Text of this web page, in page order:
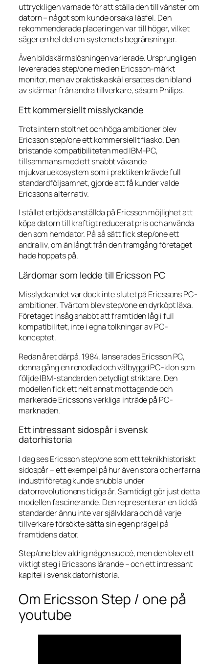
uttryckligen varnade för att ställa den till vänster om
datorn – något som kunde orsaka läsfel. Den
rekommenderade placeringen var till höger, vilket
säger en hel del om systemets begränsningar.
Även bildskärmslösningen varierade. Ursprungligen
levererades step/one med en Ericsson-märkt
monitor, men av praktiska skäl ersattes den ibland
av skärmar från andra tillverkare, såsom Philips.
Ett kommersiellt misslyckande
Trots intern stolthet och höga ambitioner blev
Ericsson step/one ett kommersiellt fiasko. Den
bristande kompatibiliteten med IBM-PC,
tillsammans med ett snabbt växande
mjukvaruekosystem som i praktiken krävde full
standardföljsamhet, gjorde att få kunder valde
Ericssons alternativ.
I stället erbjöds anställda på Ericsson möjlighet att
köpa datorn till kraftigt reducerat pris och använda
den som hemdator. På så sätt fick step/one ett
andra liv, om än långt från den framgång företaget
hade hoppats på.
Lärdomar som ledde till Ericsson PC
Misslyckandet var dock inte slutet på Ericssons PC-
ambitioner. Tvärtom blev step/one en dyrköpt läxa.
Företaget insåg snabbt att framtiden låg i full
kompatibilitet, inte i egna tolkningar av PC-
konceptet.
Redan året därpå, 1984, lanserades Ericsson PC,
denna gång en renodlad och välbyggd PC-klon som
följde IBM-standarden betydligt striktare. Den
modellen fick ett helt annat mottagande och
markerade Ericssons verkliga inträde på PC-
marknaden.
Ett intressant sidospår i svensk
datorhistoria
I dag ses Ericsson step/one som ett teknikhistoriskt
sidospår – ett exempel på hur även stora och erfarna
industriföretag kunde snubbla under
datorrevolutionens tidiga år. Samtidigt gör just detta
modellen fascinerande. Den representerar en tid då
standarder ännu inte var självklara och då varje
tillverkare försökte sätta sin egen prägel på
framtidens dator.
Step/one blev aldrig någon succé, men den blev ett
viktigt steg i Ericssons lärande – och ett intressant
kapitel i svensk datorhistoria.
Om Ericsson Step / one på
youtube